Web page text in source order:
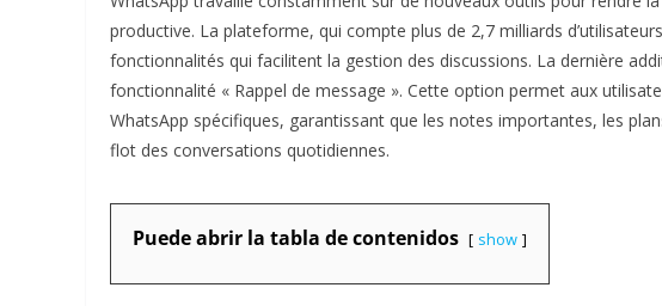
productive. La plateforme, qui compte plus de 2,7 milliards
fonctionnalités qui facilitent la gestion des discussions. La dernière
fonctionnalité « Rappel de message ». Cette option permet aux
WhatsApp spécifiques, garantissant que les notes importantes, les
flot des conversations quotidiennes.
Puede abrir la tabla de contenidos show